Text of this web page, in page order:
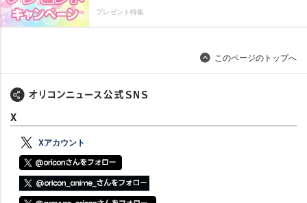
プレゼント特集
このページのトップへ
X
Xアカウント